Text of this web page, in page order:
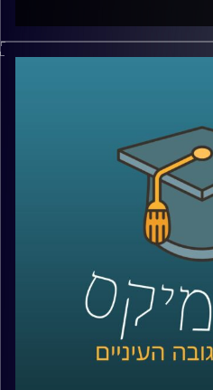
דצמבר 2016 יצא מביתו צעיר אמריקני
מופרך? זו אחת
ניוז שמציפות את
ד"ר צחי חייט עומד על
שהיא מציבה ועל
לתוכן אותנטי